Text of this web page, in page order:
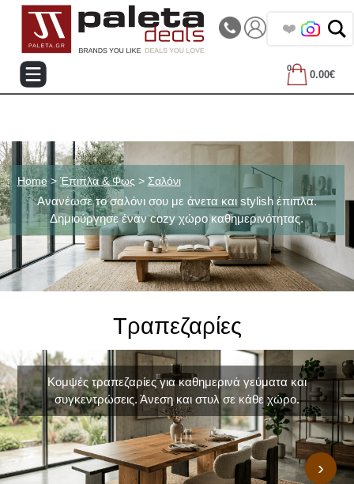
Τηλεφωνικές Παραγγελίες: 2105714144 |||
🔥
0
0.00€
Home>Έπιπλα & Φως > Σαλόνι
Ανανέωσε το σαλόνι σου με άνετα και stylish έπιπλα.
Δημιούργησε έναν cozy χώρο καθημερινότητας.
Τραπεζαρίες
›
Κομψές τραπεζαρίες για καθημερινά γεύματα και
συγκεντρώσεις. Άνεση και στυλ σε κάθε χώρο.